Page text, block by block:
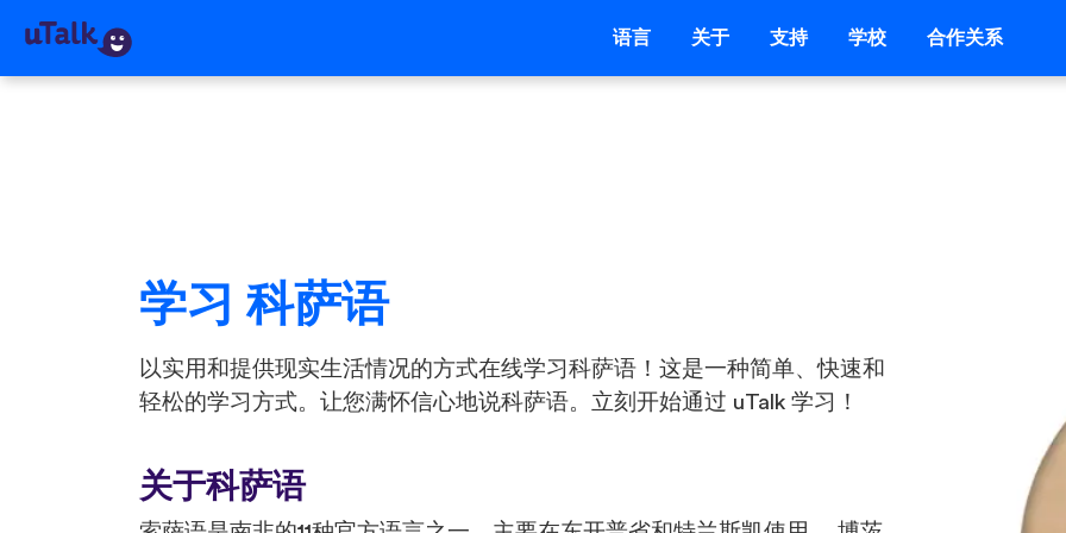
语言 关于 支持 学校 合作关系
学习 科萨语
以实用和提供现实生活情况的方式在线学习科萨语！这是一种简单、快速和
轻松的学习方式。让您满怀信心地说科萨语。立刻开始通过 uTalk 学习！
关于科萨语